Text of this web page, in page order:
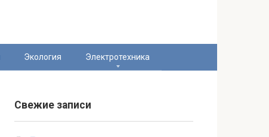
Экология Электротехника
Свежие записи